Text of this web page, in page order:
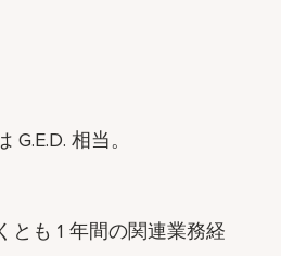
相当。
とも 1 年間の関連業務経